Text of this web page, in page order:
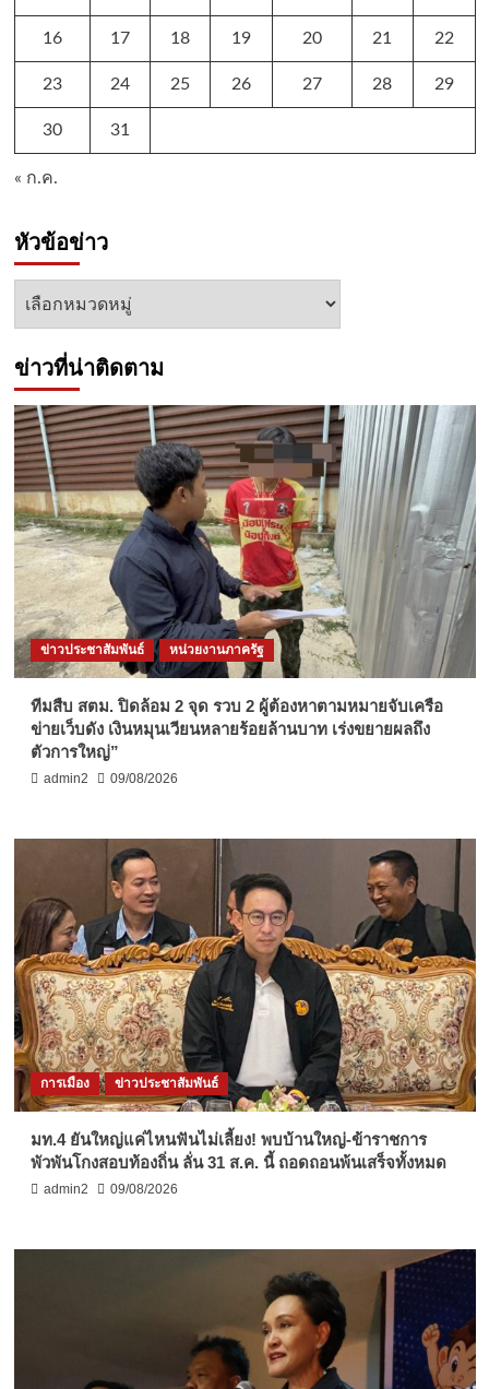
16 17 18 19 20 21 22
23 24 25 26 27 28 29
30 31
« ก.ค.
หัวข้อข่าว
หัวข้อ
ข่าวที่น่าติดตาม
ข่าวประชาสัมพันธ์ หน่วยงานภาครัฐ
ทีมสืบ สตม. ปิดล้อม 2 จุด รวบ 2 ผู้ต้องหาตามหมายจับเครือ
ข่ายเว็บดัง เงินหมุนเวียนหลายร้อยล้านบาท เร่งขยายผลถึง
ตัวการใหญ่”
admin2 09/08/2026
การเมือง ข่าวประชาสัมพันธ์
มท.4 ยันใหญ่แค่ไหนฟันไม่เลี้ยง! พบบ้านใหญ่-ข้าราชการ
พัวพันโกงสอบท้องถิ่น ลั่น 31 ส.ค. นี้ ถอดถอนพ้นเสร็จทั้งหมด
admin2 09/08/2026